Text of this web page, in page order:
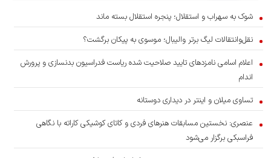
شوک به سهراب و استقلال؛ پنجره استقلال بسته ماند
نقل‌وانتقالات لیگ برتر والیبال؛ موسوی به پیکان برگشت؟
اعلام اسامی نامزدهای تایید صلاحیت شده ریاست فدراسیون بدنسازی و پرورش
اندام
تساوی میلان و اینتر در دیداری دوستانه
عنصری: نخستین مسابقات هنرهای فردی و کاتای کوشیکی کاراته با نگاهی
فراسبکی برگزار می‌شود